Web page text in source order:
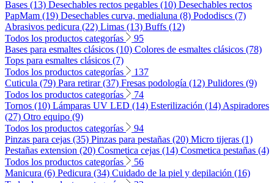
Bases (13) Desechables rectos pegables (10) Desechables rectos
PapMam (19) Desechables curva, medialuna (8) Pododiscs (7)
Abrasivos pedicura (22) Limas (13) Buffs (12)
Todos los productos categorías
95
Bases para esmaltes clásicos (10) Colores de esmaltes clásicos (78)
Tops para esmaltes clásicos (7)
Todos los productos categorías
137
Cuticula (79) Para retirar (37) Fresas podología (12) Pulidores (9)
Todos los productos categorías
74
Tornos (10) Lámparas UV LED (14) Esterilización (14) Aspiradores
(27) Otro equipo (9)
Todos los productos categorías
94
Pinzas para cejas (35) Pinzas para pestañas (20) Micro tijeras (1)
Pestañas extension (20) Cosmetica cejas (14) Cosmetica pestañas (4)
Todos los productos categorías
56
Manicura (6) Pedicura (34) Cuidado de la piel y depilación (16)